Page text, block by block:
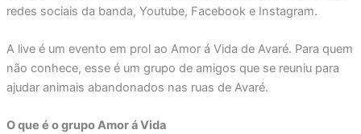
redes sociais da banda, Youtube, Facebook e Instagram.
A live é um evento em prol ao Amor á Vida de Avaré. Para quem
não conhece, esse é um grupo de amigos que se reuniu para
ajudar animais abandonados nas ruas de Avaré.
O que é o grupo Amor á Vida